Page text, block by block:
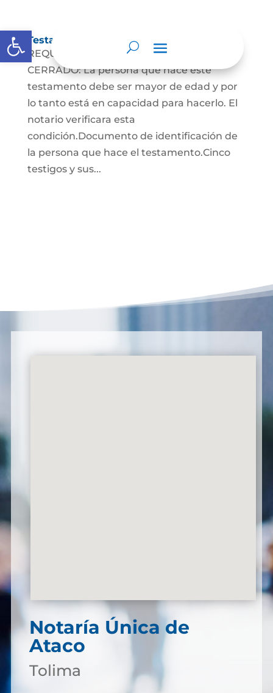
Abrir barra de herramientas
Testamento Cerrado
REQUISITOS PARA EL TESTAMENTO
CERRADO: La persona que hace este
testamento debe ser mayor de edad y por
lo tanto está en capacidad para hacerlo. El
notario verificara esta
condición.Documento de identificación de
la persona que hace el testamento.Cinco
testigos y sus...
Notaría Única de
Ataco
Tolima